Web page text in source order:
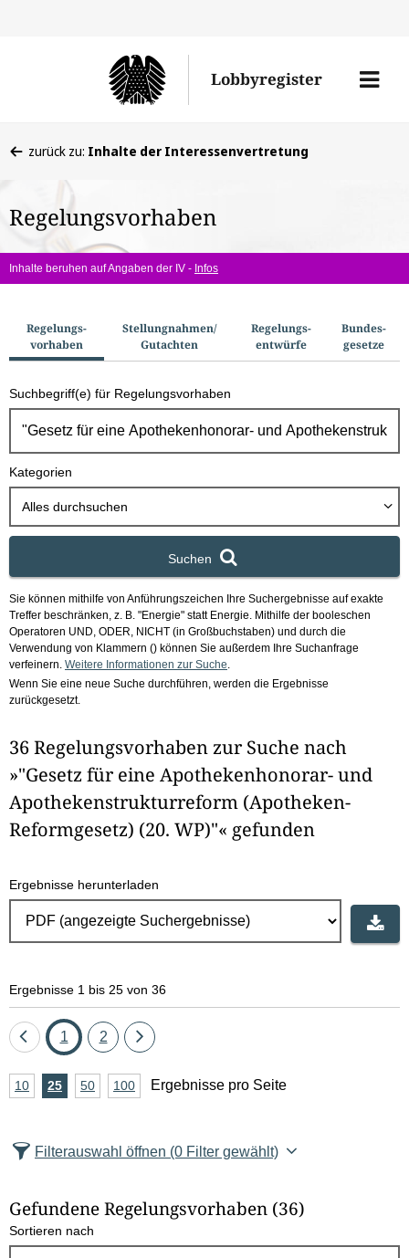
den
Lobbyregister
Menü
befinden
hier:
zurück zu: Inhalte der Interessenvertretung
Regelungsvorhaben
Inhalte beruhen auf Angaben der IV - Infos
u
c
h
o
Regelungs­
vorhaben
Stellungnahmen/​
Gutachten
Regelungs­
entwürfe
Bundes­
gesetze
Suchbegriff(e) für Regelungsvorhaben
Kategorien
Alles durchsuchen
Suchen
Sie können mithilfe von Anführungszeichen Ihre Suchergebnisse auf exakte
Treffer beschränken, z. B. "Energie" statt Energie. Mithilfe der booleschen
Operatoren UND, ODER, NICHT (in Großbuchstaben) und durch die
Verwendung von Klammern () können Sie außerdem Ihre Suchanfrage
verfeinern. Weitere Informationen zur Suche
Wenn Sie eine neue Suche durchführen, werden die Ergebnisse
zurückgesetzt.
36 Regelungsvorhaben zur Suche nach
»"Gesetz für eine Apothekenhonorar- und
Apothekenstrukturreform (Apotheken-
Reformgesetz) (20. WP)"« gefunden
Ergebnisse herunterladen
Ergebnisse 1 bis 25 von 36
Eine
zurück
Seite
1 Seite
2
Eine
vor
A
z
l
E
10Ergebnisse
25Ergebnisse
50Ergebnisse
100Ergebnisse
Ergebnisse pro Seite
Filterauswahl öffnen (0 Filter gewählt)
Gefundene Regelungsvorhaben (36)
Sortieren nach